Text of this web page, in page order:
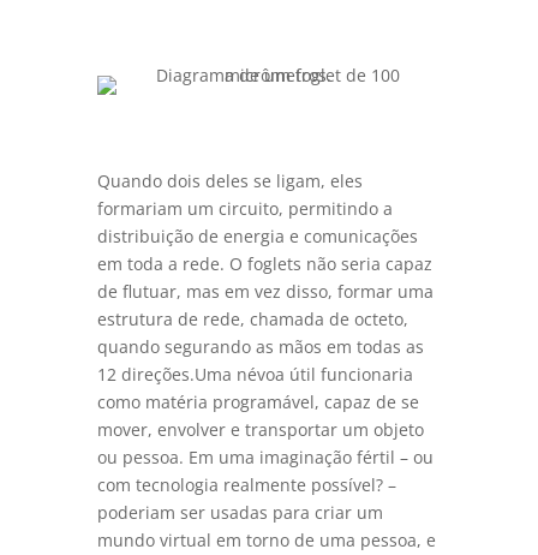
Quando dois deles se ligam, eles
formariam um circuito, permitindo a
distribuição de energia e comunicações
em toda a rede. O foglets não seria capaz
de flutuar, mas em vez disso, formar uma
estrutura de rede, chamada de octeto,
quando segurando as mãos em todas as
12 direções.Uma névoa útil funcionaria
como matéria programável, capaz de se
mover, envolver e transportar um objeto
ou pessoa. Em uma imaginação fértil – ou
com tecnologia realmente possível? –
poderiam ser usadas para criar um
mundo virtual em torno de uma pessoa, e